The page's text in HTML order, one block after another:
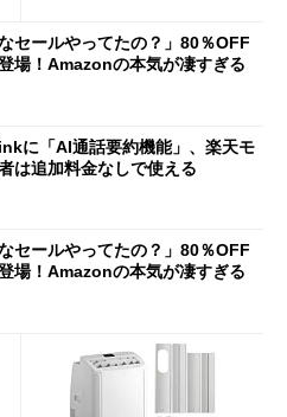
なセールやってたの？」80％OFF
場！Amazonの本気が凄すぎる
に「AI通話要約機能」、楽天モ
は追加料金なしで使える
なセールやってたの？」80％OFF
場！Amazonの本気が凄すぎる